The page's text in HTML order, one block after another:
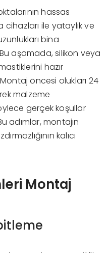
hassas
ile yataylık ve
bina
aşamada, silikon veya
hazır
öncesi olukları 24
malzeme
gerçek koşullar
adımlar, montajın
kalıcı
Montaj